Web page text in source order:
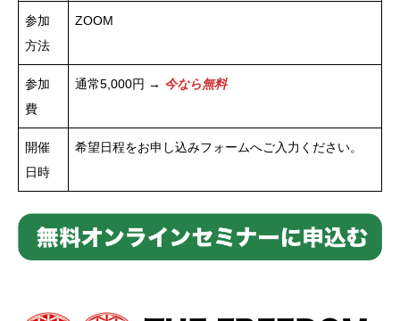
参加
方法
ZOOM
参加
費
通常5,000円 → 今なら無料
開催
日時
希望日程をお申し込みフォームへご入力ください。